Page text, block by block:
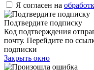
Я согласен на
Подтвердите подписку
Код подтверждения
почту. Перейдите по
подписки
Закрыть окно